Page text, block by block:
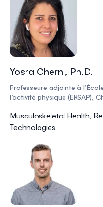
Yosra Cherni, Ph.D.
Professeure adjointe à
l’activité physique (EKSAP),
Musculoskeletal Health,
Technologies